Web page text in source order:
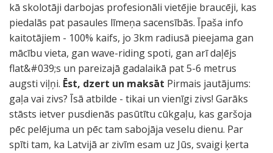
kā skolotāji darbojas profesionāli vietējie braucēji, kas
piedalās pat pasaules līmeņa sacensībās. Īpaša info
kaitotājiem - 100% kaifs, jo 3km radiusā pieejama gan
mācību vieta, gan wave-riding spoti, gan arī daļējs
flat&#039;s un pareizajā gadalaikā pat 5-6 metrus
augsti viļņi. Ēst, dzert un maksāt Pirmais jautājums:
gaļa vai zivs? Īsā atbilde - tikai un vienīgi zivs! Garāks
stāsts ietver pusdienās pasūtītu cūkgaļu, kas garšoja
pēc pelējuma un pēc tam sabojāja veselu dienu. Par
spīti tam, ka Latvijā ar zivīm esam uz Jūs, svaigi ķerta